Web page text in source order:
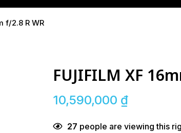
f/2.8 R WR
FUJIFILM XF
10,590,000 ₫
27 people are viewing this